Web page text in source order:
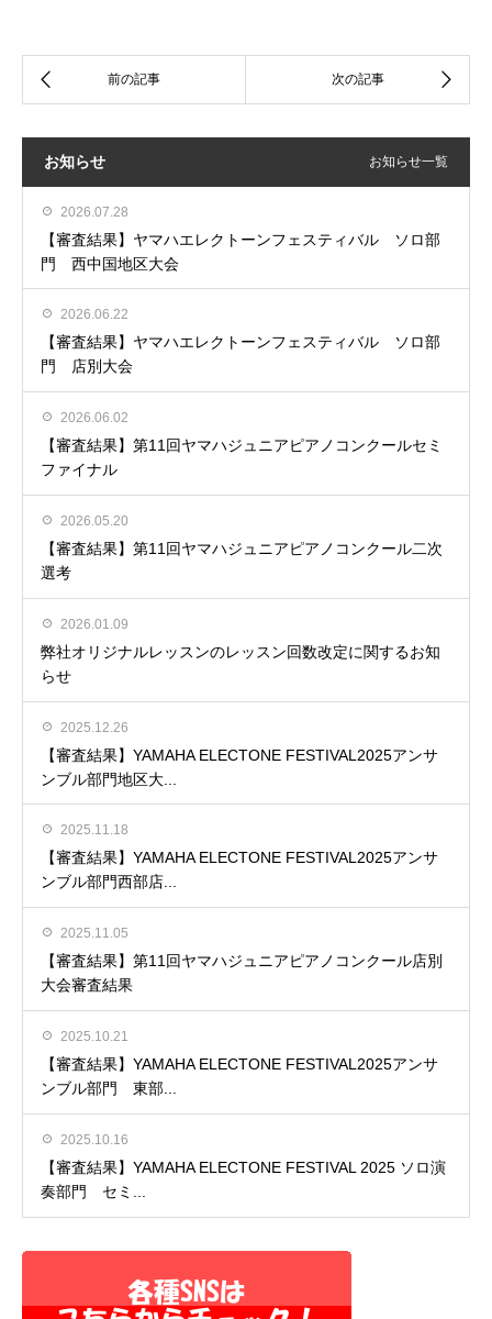
お知らせ お知らせ一覧
2026.07.28
【審査結果】ヤマハエレクトーンフェスティバル ソロ部
門 西中国地区大会
2026.06.22
【審査結果】ヤマハエレクトーンフェスティバル ソロ部
門 店別大会
2026.06.02
【審査結果】第11回ヤマハジュニアピアノコンクールセミ
ファイナル
2026.05.20
【審査結果】第11回ヤマハジュニアピアノコンクール二次
選考
2026.01.09
弊社オリジナルレッスンのレッスン回数改定に関するお知
らせ
2025.12.26
【審査結果】YAMAHA ELECTONE FESTIVAL2025アンサ
ンブル部門地区大...
2025.11.18
【審査結果】YAMAHA ELECTONE FESTIVAL2025アンサ
ンブル部門西部店...
2025.11.05
【審査結果】第11回ヤマハジュニアピアノコンクール店別
大会審査結果
2025.10.21
【審査結果】YAMAHA ELECTONE FESTIVAL2025アンサ
ンブル部門 東部...
2025.10.16
【審査結果】YAMAHA ELECTONE FESTIVAL 2025 ソロ演
奏部門 セミ...